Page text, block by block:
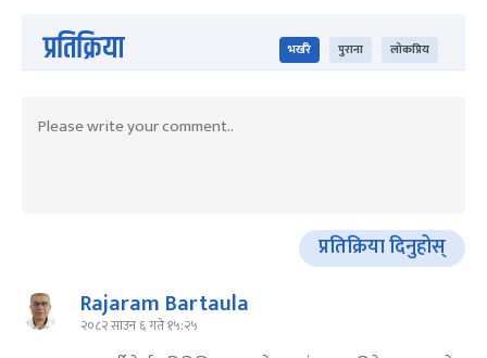
प्रतिक्रिया भर्खरै पुराना लोकप्रिय
प्रतिक्रिया दिनुहोस्
Rajaram Bartaula
२०८२ साउन ६ गते १५:२५